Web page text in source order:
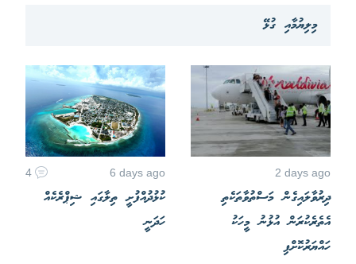
މިލިޔުމާއި ގުޅޭ
2 days ago
ދިރުވާލައިގެން މަސްތުވާތަކެތި
އެތެރެކުރަން އުޅުނު މީހަކު
ހައްޔަރުކޮށްފި
6 days ago
4
ކުޅުދުއްފުށީ ތިލާގައި ޝިޕްރެކެއް
ހަދަނީ